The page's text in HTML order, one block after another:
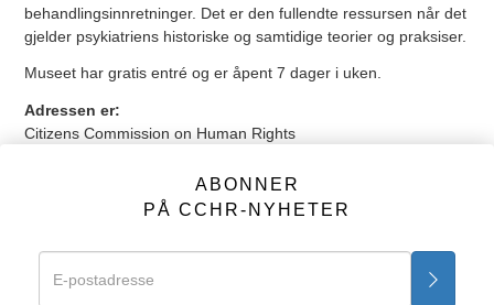
behandlingsinnretninger. Det er den fullendte ressursen når det
gjelder psykiatriens historiske og samtidige teorier og praksiser.
Museet har gratis entré og er åpent 7 dager i uken.
Adressen er:
Citizens Commission on Human Rights
Los Angeles, California 90028, USA
13.00 til 18.00 søndag
ABONNER
PÅ CCHR-NYHETER